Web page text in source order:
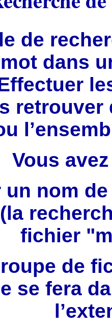
de
dans
retrouver
Vous
un nom
fichier
de
se fera